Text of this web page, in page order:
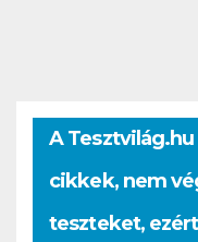
A
cikkek, nem
teszteket,